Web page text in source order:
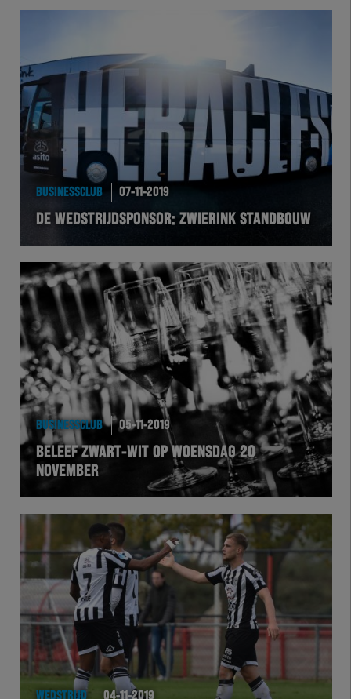
BUSINESSCLUB 07-11-2019
DE WEDSTRIJDSPONSOR: ZWIERINK STANDBOUW
BUSINESSCLUB 05-11-2019
BELEEF ZWART-WIT OP WOENSDAG 20
NOVEMBER
WEDSTRIJD 04-11-2019